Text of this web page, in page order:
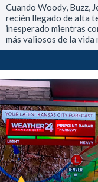
Cuando Woody, Buzz,
recién llegado de alta
inesperado mientras
más valiosos de la vida